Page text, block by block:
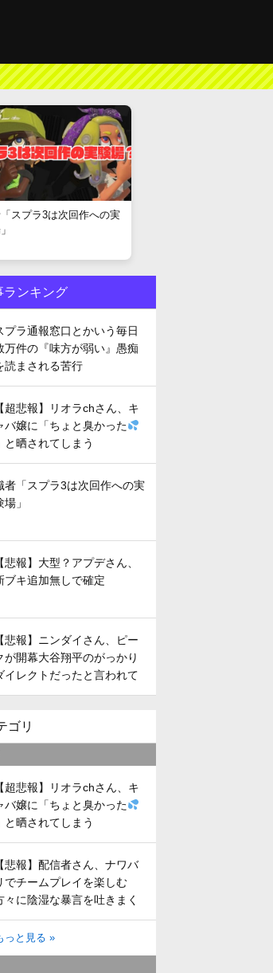
スプラ3は次回作への実
ランキング
プラ通報窓口とかいう毎日
万件の『味方が弱い』愚痴
読まされる苦行
【超悲報】リオラchさん、キ
バ嬢に「ちょと臭かった
と晒されてしまう
者「スプラ3は次回作への実
場」
【悲報】大型？アプデさん、
ブキ追加無しで確定
【悲報】ニンダイさん、ピー
が開幕大谷翔平のがっかり
イレクトだったと言われて
まう
ゴリ
【超悲報】リオラchさん、キ
バ嬢に「ちょと臭かった
と晒されてしまう
【悲報】配信者さん、ナワバ
でチームプレイを楽しむ
々に陰湿な暴言を吐きまく
てしまう
っと見る »